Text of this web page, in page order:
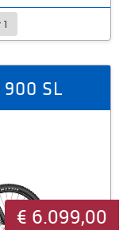
1
SL
€ 6.099,00